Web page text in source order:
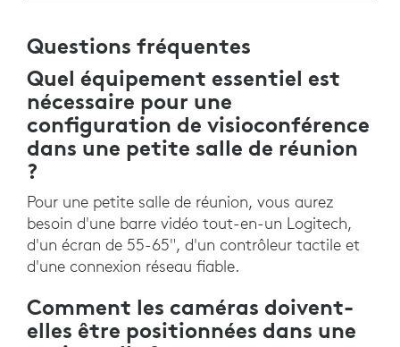
Questions fréquentes
Quel équipement essentiel est
nécessaire pour une
configuration de visioconférence
dans une petite salle de réunion
?
Pour une petite salle de réunion, vous aurez
besoin d'une barre vidéo tout-en-un Logitech,
d'un écran de 55-65", d'un contrôleur tactile et
d'une connexion réseau fiable.
Comment les caméras doivent-
elles être positionnées dans une